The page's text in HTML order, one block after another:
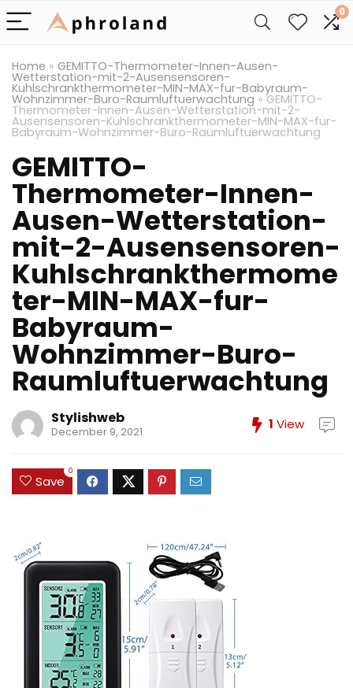
0
Home » GEMITTO-Thermometer-Innen-Ausen-
Wetterstation-mit-2-Ausensensoren-
Kuhlschrankthermometer-MIN-MAX-fur-Babyraum-
Wohnzimmer-Buro-Raumluftuerwachtung » GEMITTO-
Thermometer-Innen-Ausen-Wetterstation-mit-2-
Ausensensoren-Kuhlschrankthermometer-MIN-MAX-fur-
Babyraum-Wohnzimmer-Buro-Raumluftuerwachtung
GEMITTO-
Thermometer-Innen-
Ausen-Wetterstation-
mit-2-Ausensensoren-
Kuhlschrankthermome
ter-MIN-MAX-fur-
Babyraum-
Wohnzimmer-Buro-
Raumluftuerwachtung
Stylishweb
December 9, 2021 1 View
Save
0